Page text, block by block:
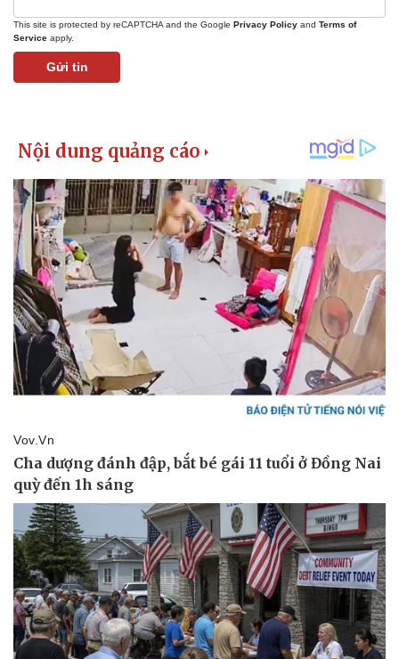
Thể thao
Bóng đá
Lịch thi đấu bóng đá
Thế giới thể thao
eSports
Hậu trường
Ô tô
Xe máy
Tư vấn
This site is protected by reCAPTCHA and the Google Privacy Policy and Terms of
Service apply.
Gửi tin